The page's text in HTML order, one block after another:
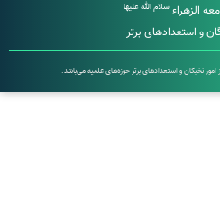
سلام الله علیها
برتر
برتر حوزه‌های علمیه می‌باشد.